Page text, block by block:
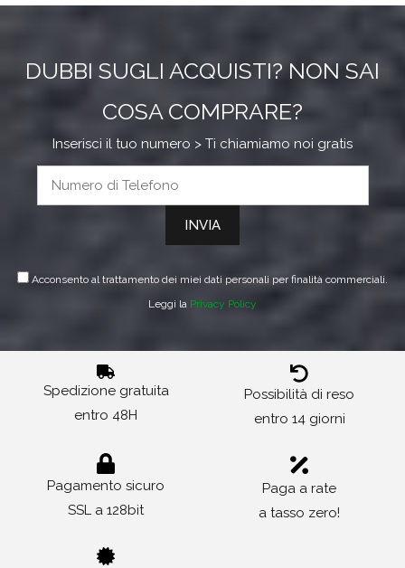
DUBBI SUGLI ACQUISTI? NON SAI
COSA COMPRARE?
Inserisci il tuo numero > Ti chiamiamo noi gratis
Acconsento al trattamento dei miei dati personali per finalità commerciali.
Leggi la Privacy Policy
Spedizione gratuita
entro 48H
Possibilità di reso
entro 14 giorni
Pagamento sicuro
SSL a 128bit
Paga a rate
a tasso zero!